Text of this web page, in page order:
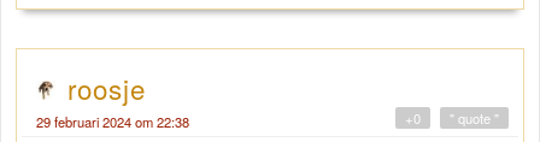
roosje
29 februari 2024 om 22:38 " quote "
+0